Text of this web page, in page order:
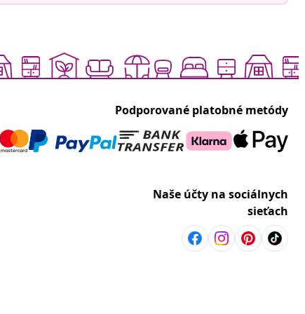
Podporované platobné metódy
Naše účty na sociálnych
sieťach